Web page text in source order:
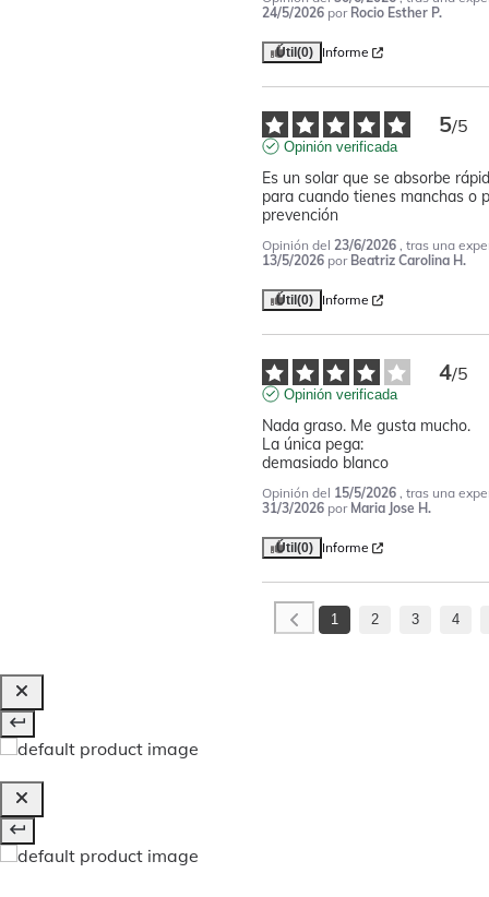
24/5/2026 por Rocio Esther P.
Útil (0) Informe
5/5
Opinión verificada
Es un solar que se absorbe
para cuando tienes manchas o
prevención
Opinión del 23/6/2026 , tras una
13/5/2026 por Beatriz Carolina H.
Útil (0) Informe
4/5
Opinión verificada
Nada graso. Me gusta mucho.
La única pega:
demasiado blanco
Opinión del 15/5/2026 , tras una
31/3/2026 por Maria Jose H.
Útil (0) Informe
1 2 3 4